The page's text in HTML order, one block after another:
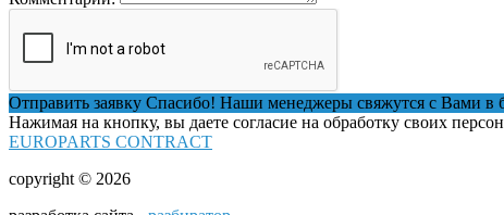
Отправить заявку Спасибо! Наши менеджеры свяжутся с Вами в
Нажимая на кнопку, вы даете согласие на обработку своих
EUROPARTS CONTRACT
copyright © 2026